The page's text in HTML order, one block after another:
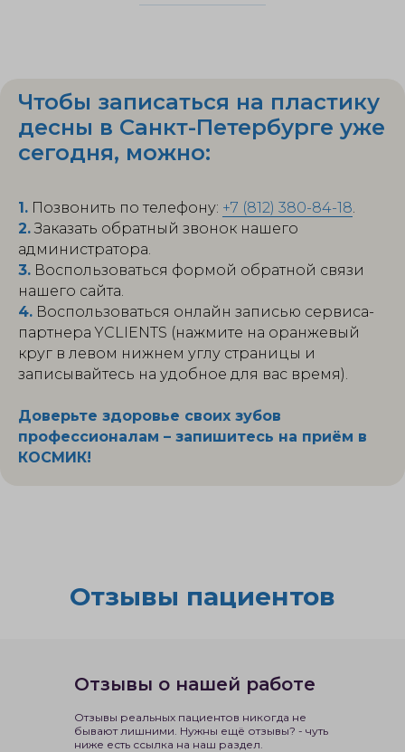
Чтобы записаться на пластику
десны в Санкт-Петербурге уже
сегодня, можно:
1. Позвонить по телефону: +7 (812) 380-84-18.
2.Заказать обратный звонок нашего
администратора.
3. Воспользоваться формой обратной связи
нашего сайта.
4. Воспользоваться онлайн записью сервиса-
партнера YCLIENTS (нажмите на оранжевый
круг в левом нижнем углу страницы и
записывайтесь на удобное для вас время).
Доверьте здоровье своих зубов
профессионалам – запишитесь на приём в
КОСМИК!
Отзывы пациентов
Отзывы о нашей работе
Отзывы реальных пациентов никогда не
бывают лишними. Нужны ещё отзывы? - чуть
ниже есть ссылка на наш раздел.